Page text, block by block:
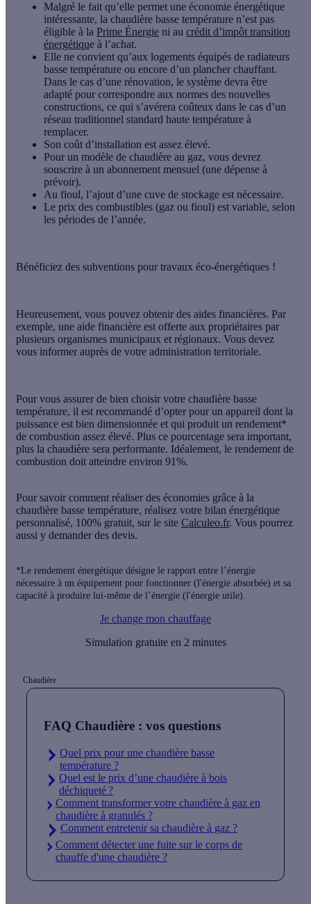
Malgré le fait qu’elle permet une économie énergétique
intéressante, la chaudière basse température n’est pas
éligible à la Prime Énergie ni au crédit d’impôt transition
énergétique à l’achat.
Elle ne convient qu’aux logements équipés de radiateurs
basse température ou encore d’un plancher chauffant.
Dans le cas d’une rénovation, le système devra être
adapté pour correspondre aux normes des nouvelles
constructions, ce qui s’avérera coûteux dans le cas d’un
réseau traditionnel standard haute température à
remplacer.
Son coût d’installation est assez élevé.
Pour un modèle de chaudière au gaz, vous devrez
souscrire à un abonnement mensuel (une dépense à
prévoir).
Au fioul, l’ajout d’une cuve de stockage est nécessaire.
Le prix des combustibles (gaz ou fioul) est variable, selon
les périodes de l’année.
Bénéficiez des subventions pour travaux éco-énergétiques !
Heureusement, vous pouvez obtenir des aides financières. Par
exemple, une aide financière est offerte aux propriétaires par
plusieurs organismes municipaux et régionaux. Vous devez
vous informer auprès de votre administration territoriale.
Pour vous assurer de bien choisir votre chaudière basse
température, il est recommandé d’opter pour un appareil dont la
puissance est bien dimensionnée et qui produit un rendement*
de combustion assez élevé. Plus ce pourcentage sera important,
plus la chaudière sera performante. Idéalement, le rendement de
combustion doit atteindre environ 91%.
Pour savoir comment réaliser des économies grâce à la
chaudière basse température, réalisez votre bilan énergétique
personnalisé, 100% gratuit, sur le site Calculeo.fr. Vous pourrez
aussi y demander des devis.
*Le rendement énergétique désigne le rapport entre l’énergie
nécessaire à un équipement pour fonctionner (l'énergie absorbée) et sa
capacité à produire lui-même de l’énergie (l'énergie utile).
Je change mon chauffage
Simulation gratuite en 2 minutes
Chaudière
FAQ Chaudière : vos questions
Quel prix pour une chaudière basse
température ?
Quel est le prix d’une chaudière à bois
déchiqueté ?
Comment transformer votre chaudière à gaz en
chaudière à granulés ?
Comment entretenir sa chaudière à gaz ?
Comment détecter une fuite sur le corps de
chauffe d'une chaudière ?